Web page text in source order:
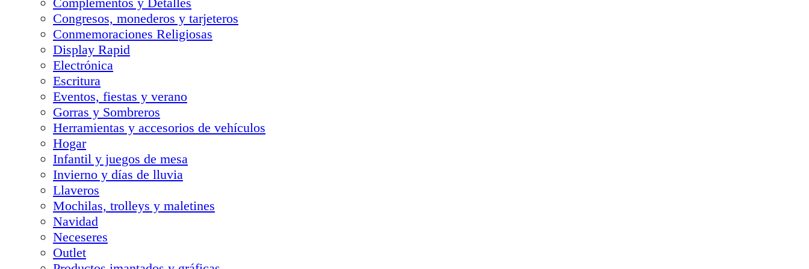
Congresos, monederos y tarjeteros
Conmemoraciones Religiosas
Display Rapid
Electrónica
Escritura
Eventos, fiestas y verano
Gorras y Sombreros
Herramientas y accesorios de vehículos
Hogar
Infantil y juegos de mesa
Invierno y días de lluvia
Llaveros
Mochilas, trolleys y maletines
Navidad
Neceseres
Outlet